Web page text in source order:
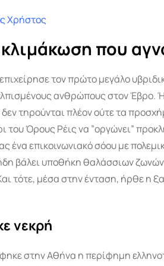
Χρήστος
που
τον πρώτο μεγάλο
ανθρώπους στον Έβρο.
τηρούνται πλέον ούτε τα
του Όρους Ρέις να ”οργώνει”
ένα επικοινωνιακό σόου με
βάλει υποθήκη θαλάσσιων
τότε, μέσα στην ένταση, ήρθε η
νεκρή
στην Αθήνα η περίφημη